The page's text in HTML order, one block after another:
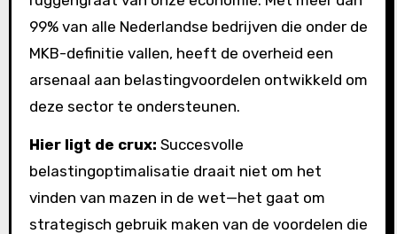
99% van alle Nederlandse bedrijven die onder de
MKB-definitie vallen, heeft de overheid een
arsenaal aan belastingvoordelen ontwikkeld om
deze sector te ondersteunen.
Hier ligt de crux: Succesvolle
belastingoptimalisatie draait niet om het
vinden van mazen in de wet—het gaat om
strategisch gebruik maken van de voordelen die